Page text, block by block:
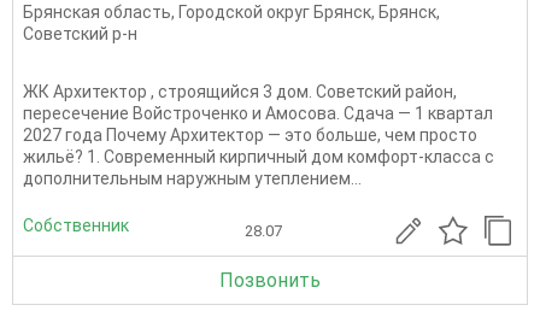
Брянская область, Городской округ Брянск, Брянск,
Советский р-н
ЖК Архитектор , строящийся 3 дом. Советский район,
пересечение Войстроченко и Амосова. Сдача — 1 квартал
2027 года Почему Архитектор — это больше, чем просто
жильё? 1. Современный кирпичный дом комфорт-класса с
дополнительным наружным утеплением...
Собственник 28.07
Позвонить